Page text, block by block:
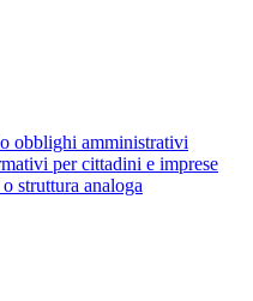
obblighi amministrativi
per cittadini e imprese
struttura analoga